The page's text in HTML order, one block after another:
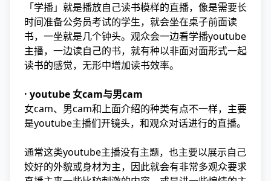
「学播」就是播放自己读书模样的直播，像是需要长
时间准备公务员考试的学生，就会坐在桌子前面读
书，一坐就是几个钟头。观众会一边看学播youtube
主播，一边读自己的书，就有种以非面对面形式一起
读书的感觉，无形中增加读书效率。
· youtube 女cam与男cam
女cam、男cam和上面介绍的种类有点不一样，主要
是youtube主播们开镜头，和观众对话进行的直播。
通常这类youtube主播没有主题，也主要以展示自己
姣好的外貌或身材为主，因此就会有非常多观众要求